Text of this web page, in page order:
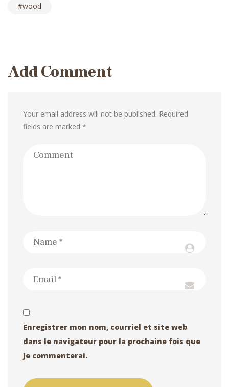
wood
Add Comment
Your email address will not be published. Required
fields are marked *
Enregistrer mon nom, courriel et site web
dans le navigateur pour la prochaine fois que
je commenterai.